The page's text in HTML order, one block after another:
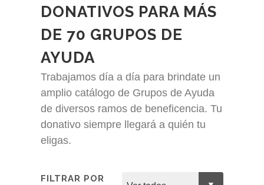
DONATIVOS PARA MÁS
DE 70 GRUPOS DE
AYUDA
Trabajamos día a día para brindate un
amplio catálogo de Grupos de Ayuda
de diversos ramos de beneficencia. Tu
donativo siempre llegará a quién tu
eligas.
FILTRAR POR